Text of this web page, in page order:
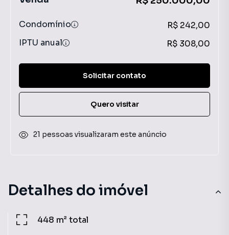
Detalhes do imóvel
448 m²total
Condomínio
R$ 242,00
IPTU anual
R$ 308,00
Solicitar contato
Quero visitar
21 pessoas visualizaram este anúncio